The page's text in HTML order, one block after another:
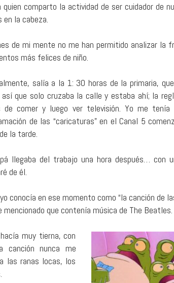
comparto la actividad de ser cuidador de
la cabeza.
de mi mente no me han permitido analizar la
más felices de niño.
salía a la 1: 30 horas de la primaria,
que solo cruzaba la calle y estaba ahí; la
de comer y luego ver televisión. Yo me tenía
de las “caricaturas” en el Canal 5
la tarde.
llegaba del trabajo una hora después… con
de él.
conocía en ese momento como “la canción de
que contenía música de The Beatles.
muy tierna, con
canción nunca me
las ranas locas, los